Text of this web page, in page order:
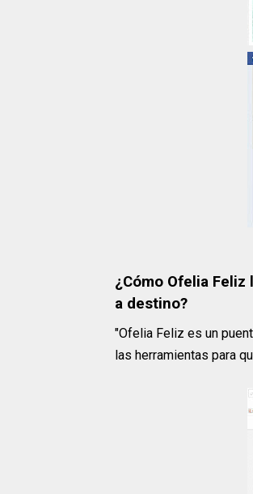
¿Cómo Ofelia
a destino?
"Ofelia Feliz es un
las herramientas para